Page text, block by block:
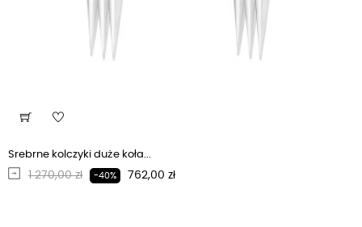
Srebrne kolczyki duże koła...
Regularna cena
1 270,00 zł -40% Cena
762,00 zł